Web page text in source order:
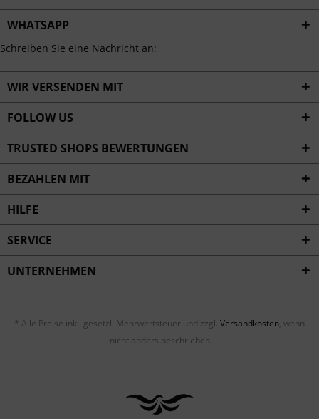
WHATSAPP
Schreiben Sie eine Nachricht an:
WIR VERSENDEN MIT
FOLLOW US
TRUSTED SHOPS BEWERTUNGEN
BEZAHLEN MIT
HILFE
SERVICE
UNTERNEHMEN
* Alle Preise inkl. gesetzl. Mehrwertsteuer und zzgl. Versandkosten, wenn
nicht anders beschrieben